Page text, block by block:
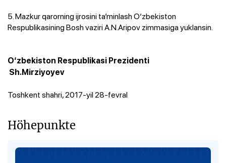
5. Mazkur qarorning ijrosini ta’minlash O‘zbekiston
Respublikasining Bosh vaziri A.N.Aripov zimmasiga yuklansin.
O‘zbekiston Respublikasi Prezidenti
Sh.Mirziyoyev
Toshkent shahri, 2017-yil 28-fevral
Höhepunkte